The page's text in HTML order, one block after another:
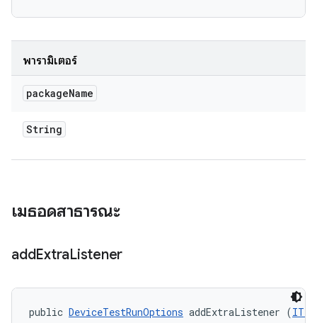
พารามิเตอร์
packageName
String
เมธอดสาธารณะ
addExtraListener
public DeviceTestRunOptions addExtraListener (